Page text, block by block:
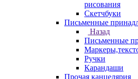
рисования
Скетчбуки
Письменные
Назад
Письменные
Ручки
Карандаши
Прочая канцелярия